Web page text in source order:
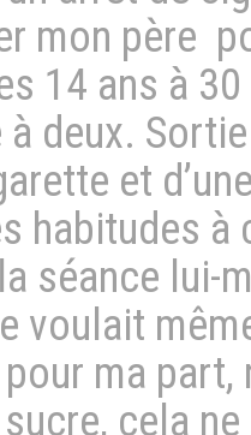
mon père
14 ans à
deux.
et
habitudes
séance lui-
voulait
ma
cela